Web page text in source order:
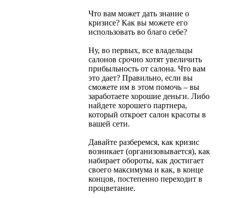
Что вам может дать знание о
кризисе? Как вы можете его
использовать во благо себе?
Ну, во первых, все владельцы
салонов срочно хотят увеличить
прибыльность от салона. Что вам
это дает? Правильно, если вы
сможете им в этом помочь – вы
заработаете хорошие деньги. Либо
найдете хорошего партнера,
который откроет салон красоты в
вашей сети.
Давайте разберемся, как кризис
возникает (организовывается), как
набирает обороты, как достигает
своего максимума и как, в конце
концов, постепенно переходит в
процветание.